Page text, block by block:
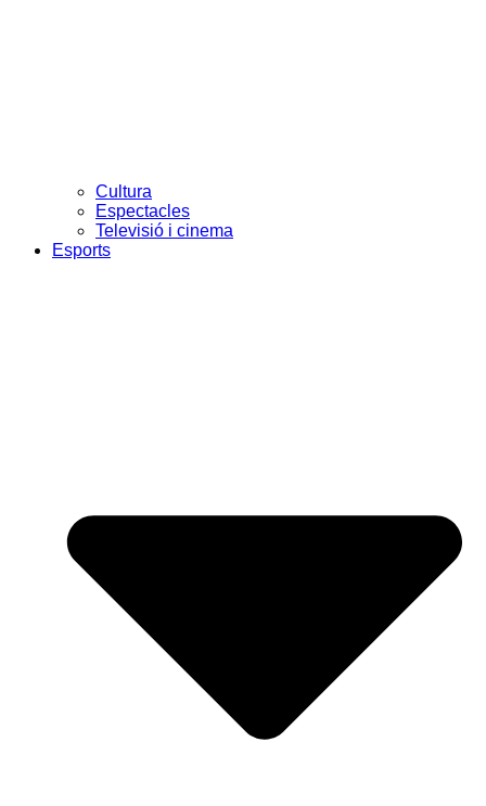
Cultura
Espectacles
Televisió i cinema
Esports